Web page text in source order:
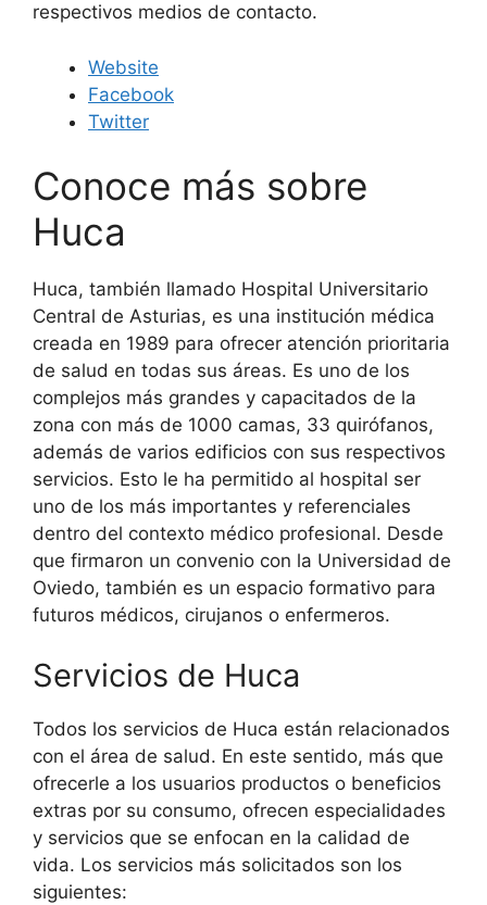
respectivos medios de contacto.
Website
Facebook
Twitter
Conoce más sobre
Huca
Huca, también llamado Hospital Universitario
Central de Asturias, es una institución médica
creada en 1989 para ofrecer atención prioritaria
de salud en todas sus áreas. Es uno de los
complejos más grandes y capacitados de la
zona con más de 1000 camas, 33 quirófanos,
además de varios edificios con sus respectivos
servicios. Esto le ha permitido al hospital ser
uno de los más importantes y referenciales
dentro del contexto médico profesional. Desde
que firmaron un convenio con la Universidad de
Oviedo, también es un espacio formativo para
futuros médicos, cirujanos o enfermeros.
Servicios de Huca
Todos los servicios de Huca están relacionados
con el área de salud. En este sentido, más que
ofrecerle a los usuarios productos o beneficios
extras por su consumo, ofrecen especialidades
y servicios que se enfocan en la calidad de
vida. Los servicios más solicitados son los
siguientes: